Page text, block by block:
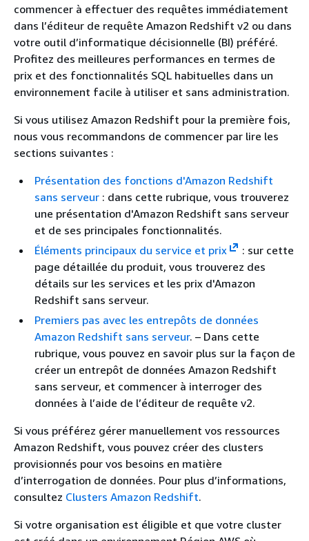
commencer à effectuer des requêtes immédiatement
dans l’éditeur de requête Amazon Redshift v2 ou dans
votre outil d’informatique décisionnelle (BI) préféré.
Profitez des meilleures performances en termes de
prix et des fonctionnalités SQL habituelles dans un
environnement facile à utiliser et sans administration.
Si vous utilisez Amazon Redshift pour la première fois,
nous vous recommandons de commencer par lire les
sections suivantes :
Présentation des fonctions d'Amazon Redshift
sans serveur : dans cette rubrique, vous trouverez
une présentation d'Amazon Redshift sans serveur
et de ses principales fonctionnalités.
Éléments principaux du service et prix
: sur cette
page détaillée du produit, vous trouverez des
détails sur les services et les prix d'Amazon
Redshift sans serveur.
Premiers pas avec les entrepôts de données
Amazon Redshift sans serveur. – Dans cette
rubrique, vous pouvez en savoir plus sur la façon de
créer un entrepôt de données Amazon Redshift
sans serveur, et commencer à interroger des
données à l’aide de l’éditeur de requête v2.
Si vous préférez gérer manuellement vos ressources
Amazon Redshift, vous pouvez créer des clusters
provisionnés pour vos besoins en matière
d’interrogation de données. Pour plus d’informations,
consultez Clusters Amazon Redshift.
Si votre organisation est éligible et que votre cluster